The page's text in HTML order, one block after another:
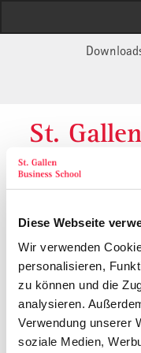
Diese Webseite
Wir verwenden
personalisieren,
zu können und die
analysieren.
Verwendung unserer
soziale Medien,
St.
Business
Der von